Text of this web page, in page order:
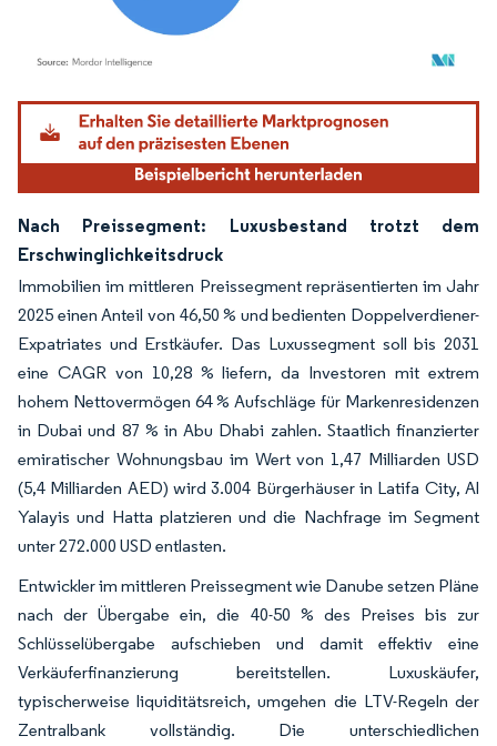
Bild © Mordor Intelligence. Wiederverwendung erfordert Namensnennung gemäß
Nach Preissegment: Luxusbestand trotzt dem
Erschwinglichkeitsdruck
Immobilien im mittleren Preissegment repräsentierten im Jahr
2025 einen Anteil von 46,50 % und bedienten Doppelverdiener-
Expatriates und Erstkäufer. Das Luxussegment soll bis 2031
eine CAGR von 10,28 % liefern, da Investoren mit extrem
hohem Nettovermögen 64 % Aufschläge für Markenresidenzen
in Dubai und 87 % in Abu Dhabi zahlen. Staatlich finanzierter
emiratischer Wohnungsbau im Wert von 1,47 Milliarden USD
(5,4 Milliarden AED) wird 3.004 Bürgerhäuser in Latifa City, Al
Yalayis und Hatta platzieren und die Nachfrage im Segment
unter 272.000 USD entlasten.
Entwickler im mittleren Preissegment wie Danube setzen Pläne
nach der Übergabe ein, die 40-50 % des Preises bis zur
Schlüsselübergabe aufschieben und damit effektiv eine
Verkäuferfinanzierung bereitstellen. Luxuskäufer,
typischerweise liquiditätsreich, umgehen die LTV-Regeln der
Zentralbank vollständig. Die unterschiedlichen